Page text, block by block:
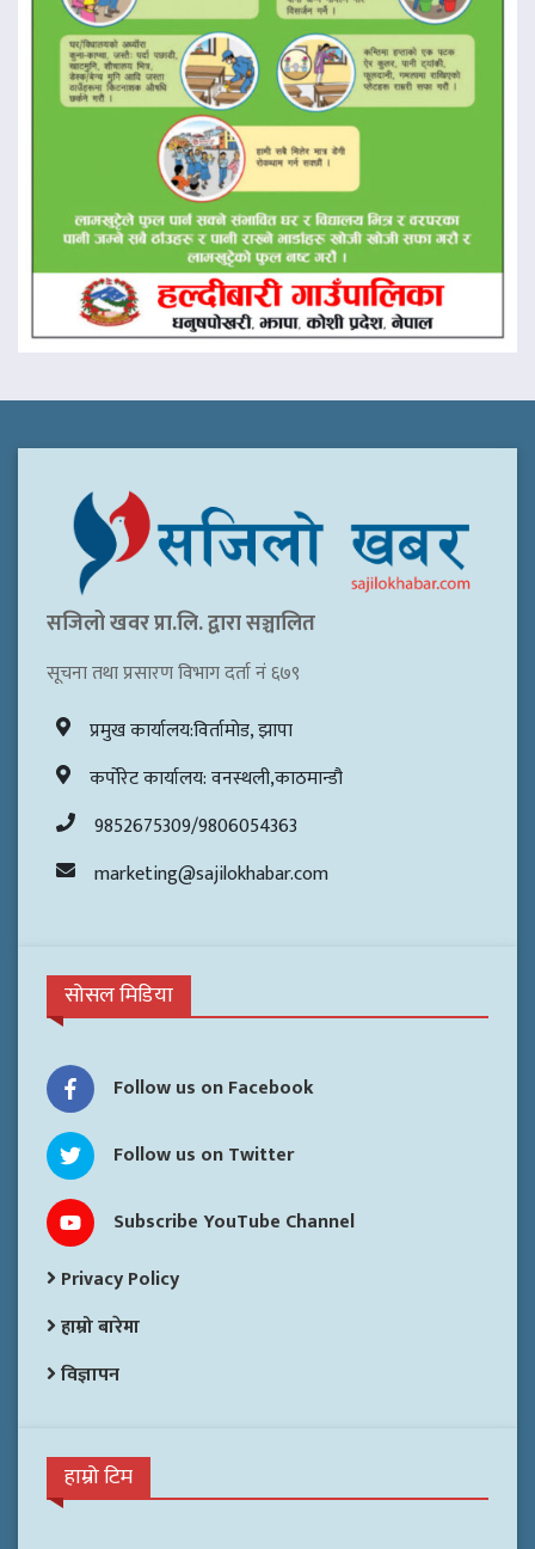
सजिलो खवर प्रा.लि. द्वारा सञ्चालित
सूचना तथा प्रसारण विभाग दर्ता नं ६७९
प्रमुख कार्यालय:विर्तामोड, झापा
कर्पोरेट कार्यालय: वनस्थली,काठमान्डौ
9852675309/9806054363
marketing@sajilokhabar.com
सोसल मिडिया
Follow us on Facebook
Follow us on Twitter
Subscribe YouTube Channel
Privacy Policy
हाम्रो बारेमा
विज्ञापन
हाम्रो टिम